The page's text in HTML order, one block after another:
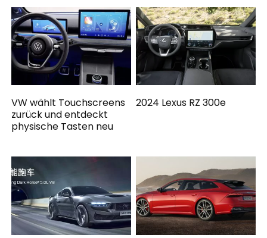
VW wählt Touchscreens
zurück und entdeckt
physische Tasten neu
2024 Lexus RZ 300e